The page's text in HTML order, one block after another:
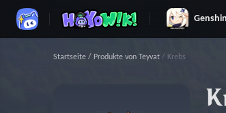
Startseite / Produkte von Teyvat / Krebs